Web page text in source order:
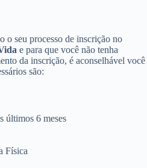
o seu processo de inscrição no
e para que você não tenha
da inscrição, é aconselhável você
são:
últimos 6 meses
Física